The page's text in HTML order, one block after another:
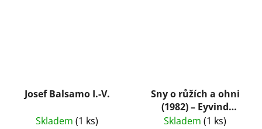
Josef Balsamo I.-V.
Skladem (1 ks)
Sny o růžích a ohni
(1982) – Eyvind
Johnson
Skladem (1 ks)